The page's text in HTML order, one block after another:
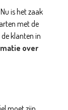
is het zaak
met de
klanten in
over